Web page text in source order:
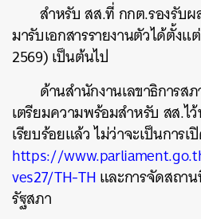
สำหรับ สส.ที่ กกต.รองรับ
มารับเอกสารรายงานตัวได้ตั้ง
2569) เป็นต้นไป
ด้านสำนักงานเลขาธิการ
เตรียมความพร้อมสำหรับ สส.ไ
เรียบร้อยแล้ว ไม่ว่าจะเป็นการเ
https://
ves27/TH-THและการจัดสถา
รัฐสภา
ค้นหา
SHARE TWEET